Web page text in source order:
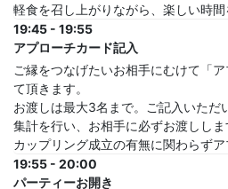
軽食を召し上がりながら、楽しい時
19:45 - 19:55
アプローチカード記入
ご縁をつなげたいお相手にむけて「
て頂きます。
お渡しは最大3名まで。ご記入いただ
集計を行い、お相手に必ずお渡ししま
カップリング成立の有無に関わらず
19:55 - 20:00
パーティーお開き